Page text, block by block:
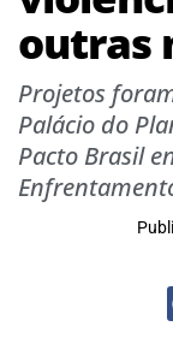
outras
Projetos
Palácio do
Pacto Brasil